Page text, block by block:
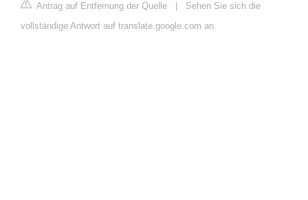
Antrag auf Entfernung der Quelle
Sehen Sie sich die
vollständige Antwort auf translate.google.com an